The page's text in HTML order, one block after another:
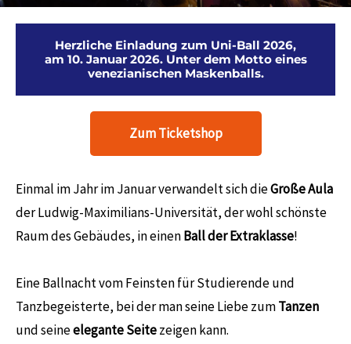
Herzliche Einladung zum Uni-Ball 2026,
am 10. Januar 2026. Unter dem Motto eines
venezianischen Maskenballs.
Zum Ticketshop
Einmal im Jahr im Januar verwandelt sich dieGroße Aula
der Ludwig-Maximilians-Universität, der wohl schönste
Raum des Gebäudes, in einenBall der Extraklasse!
Eine Ballnacht vom Feinsten für Studierende und
Tanzbegeisterte, bei der man seine Liebe zumTanzen
und seineelegante Seitezeigen kann.